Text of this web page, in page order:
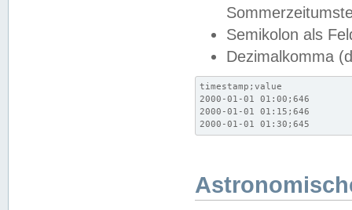
Semikolon als
Dezimalkomma
timestamp;value
2000-01-01 01:00;646
2000-01-01 01:15;646
2000-01-01 01:30;645